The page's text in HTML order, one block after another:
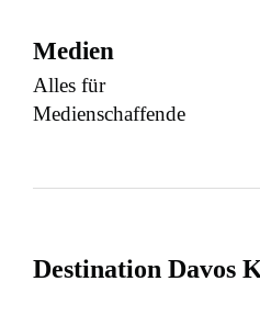
Medien
Alles für
Medienschaffende
Destination Davos